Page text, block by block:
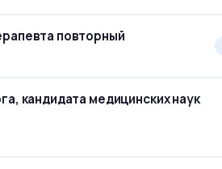
повторный
кандидата медицинских наук